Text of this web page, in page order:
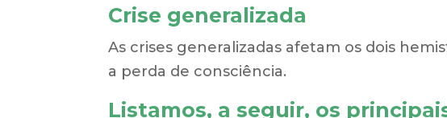
Crise generalizada
As crises generalizadas afetam os dois
a perda de consciência.
Listamos, a seguir, os